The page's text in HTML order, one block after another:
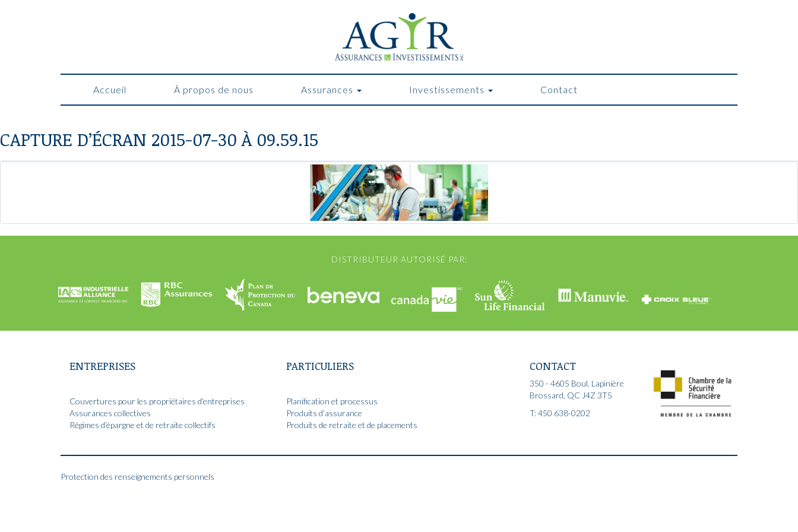
Accueil À propos de nous Assurances Investissements Contact
CAPTURE D’ÉCRAN 2015-07-30 À 09.59.15
DISTRIBUTEUR AUTORISÉ PAR:
ENTREPRISES
Couvertures pour les propriétaires d’entreprises
Assurances collectives
Régimes d’épargne et de retraite collectifs
PARTICULIERS
Planification et processus
Produits d’assurance
Produits de retraite et de placements
CONTACT
350 - 4605 Boul. Lapinière
Brossard, QC J4Z 3T5
T: 450 638-0202
Protection des renseignements personnels